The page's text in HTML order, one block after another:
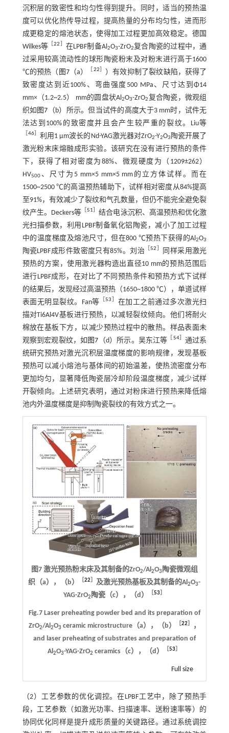
沉积层的致密性和均匀性得到提升。同时，适当的预热温
度可以优化热传导过程，提高热量的分布均匀性，进而形
成更稳定的熔池状态，使得加工过程更加高效稳定。德国
Wilkes等 ［22］ 在LPBF制备Al 2O3-ZrO2复合陶瓷的过程中，通
过采用较高流动性的球形陶瓷粉末及对粉末进行高于1600
℃的预热（ 图7（a） ［22］ ）有效抑制了裂纹缺陷，获得了
致密度达到近100%、弯曲强度500 MPa、尺寸达到Φ14
mm×（1.2~2.5） mm的圆盘状Al2O3-ZrO2复合陶瓷，微观组
织如 图7 （b）所示。但当试件的高度大于3 mm时，试件无
法达到100%的致密度并且会产生较严重的裂纹。Liu等
［46］ 利用1 µm波长的Nd-YAG激光器对ZrO2-Y2O3 陶瓷开展了
激光粉末床熔融成形实验。该研究在没有进行预热的条件
下，获得了相对密度为88%、微观硬度为（1209±262）
HV500、尺寸为5 mm×5 mm×5 mm的立方体试样。而在
1500~2500 ℃的高温预热辅助下，试样相对密度从84%提高
至91%，有效减少了裂纹和气孔数量，但仍不能完全避免裂
纹产生。Deckers等 ［51］结合电泳沉积、高温预热和优化激
光扫描参数，利用LPBF制备氧化铝陶瓷，减小了加工过程
中的温度梯度及熔池尺寸，但在800 ℃预热下获得的Al2O3
陶瓷LPBF成形件致密度只有85%。刘治 ［52］
同样采用激光
预热的方案，使用激光器构造出直径10 mm的预热范围后
进行LPBF成形，在对比了不同预热条件和预热方式下试样
的结果后，发现经过高温预热（1650~1800 ℃），单道试样
表面无明显裂纹。Fan等 ［53］ 在加工之前通过多次激光扫
描对Ti6Al4V基板进行预热，以减轻裂纹倾向。他们将耐火
棉放在基板下方，以减少预热过程中的散热。样品表面未
观察到宏观裂纹，如 图7 （d）所示。吴东江等 ［54］通过系
统研究预热对激光沉积层温度梯度的影响规律，发现基板
预热可以减小熔池与基体间的初始温差，使热流密度分布
更加均匀，显著降低陶瓷层冷却阶段温度梯度，减少试样
开裂倾向。上述研究表明，通过对粉床进行预热来降低熔
池内外温度梯度是抑制陶瓷裂纹的有效方式之一。
图7 激光预热粉末床及其制备的ZrO2/Al2O3陶瓷微观组
织（a），（b）
［22］ 及激光预热基板及其制备的Al2O3-
YAG-ZrO2陶瓷（c），（d） 53］
Fig.7 Laser preheating powder bed and its preparation of
ZrO2/Al2O3 ceramic microstructure（a），（b） 22］
，
and laser preheating of substrates and preparation of
Al2O3-YAG-ZrO2 ceramics（c），（d） ［53］
Full size
（2）工艺参数的优化调控。在LPBF工艺中，除了预热手
段，工艺参数（如激光功率、扫描速率、送粉速率等）的
协同优化同样是提升成形质量的关键路径。通过系统调控